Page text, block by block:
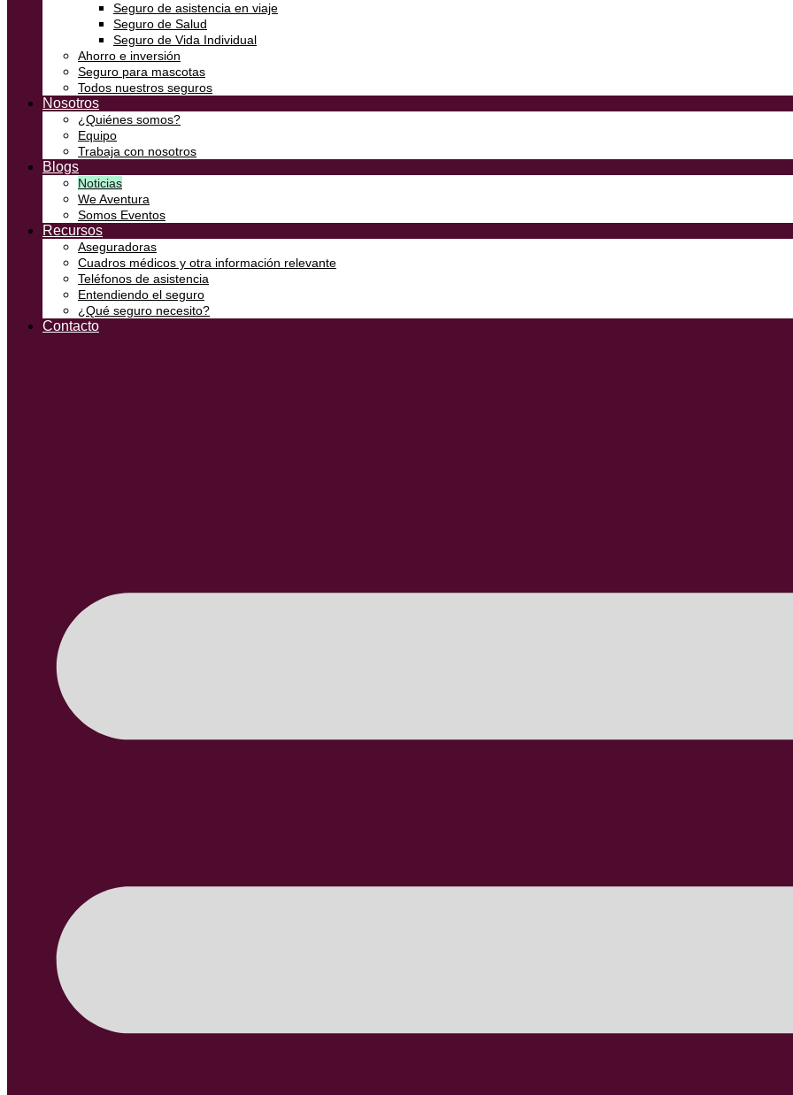
Seguro de asistencia en viaje
Seguro de Salud
Seguro de Vida Individual
Ahorro e inversión
Seguro para mascotas
Todos nuestros seguros
Nosotros
¿Quiénes somos?
Equipo
Trabaja con nosotros
Blogs
Noticias
We Aventura
Somos Eventos
Recursos
Aseguradoras
Cuadros médicos y otra información relevante
Teléfonos de asistencia
Entendiendo el seguro
¿Qué seguro necesito?
Contacto